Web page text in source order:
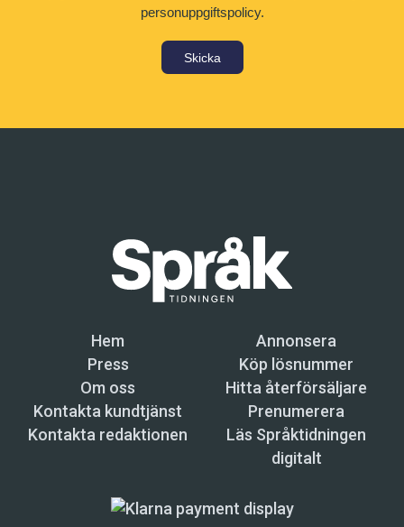
personuppgiftspolicy.
Skicka
Hem
Annonsera
Press
Köp lösnummer
Om oss
Hitta återförsäljare
Kontakta kundtjänst
Prenumerera
Kontakta redaktionen
Läs Språktidningen
digitalt